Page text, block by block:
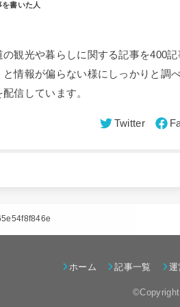
の観光や暮らしに関する記事を400
と情報が偏らない様にしっかりと調
信しています。
ホーム 記事一覧 運